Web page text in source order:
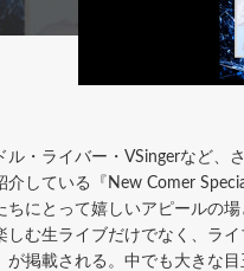
・ライバー・VSingerなど、
介している『New Comer
ちにとって嬉しいアピールの場
む生ライブだけでなく、ラ
が掲載される。中でも大きな